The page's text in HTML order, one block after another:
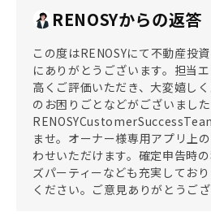
RENOSYからの返答
この度はRENOSYにて不動産投
にありがとうございます。担当
高くご評価いただき、大変嬉し
のお困りごとなどがございまし
ませ。オーナー様専用アプリ上
わせいただけます。確定申告時
ズパーティーなども充実してお
ください。ご意見ありがとうござ